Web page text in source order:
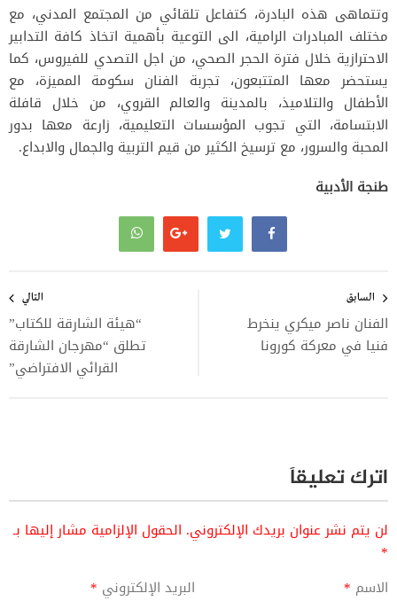
وتتماهى هذه البادرة، كتفاعل تلقائي من المجتمع المدني، مع
مختلف المبادرات الرامية، الى التوعية بأهمية اتخاذ كافة التدابير
الاحترازية خلال فترة الحجر الصحي، من اجل التصدي للفيروس، كما
يستحضر معها المتتبعون، تجربة الفنان سكومة المميزة، مع
الأطفال والتلاميذ، بالمدينة والعالم القروي، من خلال قافلة
الابتسامة، التي تجوب المؤسسات التعليمية، زارعة معها بدور
المحبة والسرور، مع ترسيخ الكثير من قيم التربية والجمال والابداع.
طنجة الأدبية
المقالات
السابق
الفنان ناصر ميكري ينخرط
فنيا في معركة كورونا
التالي
“هيئة الشارقة للكتاب”
تطلق “مهرجان الشارقة
القرائي الافتراضي”
اترك تعليقاً
لن يتم نشر عنوان بريدك الإلكتروني. الحقول الإلزامية مشار إليها بـ
*
الاسم * البريد الإلكتروني *